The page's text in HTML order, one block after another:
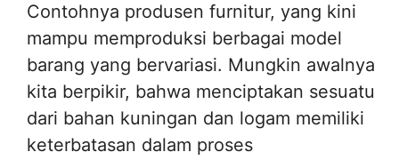
Contohnya produsen furnitur, yang kini
mampu memproduksi berbagai model
barang yang bervariasi. Mungkin awalnya
kita berpikir, bahwa menciptakan sesuatu
dari bahan kuningan dan logam memiliki
keterbatasan dalam proses